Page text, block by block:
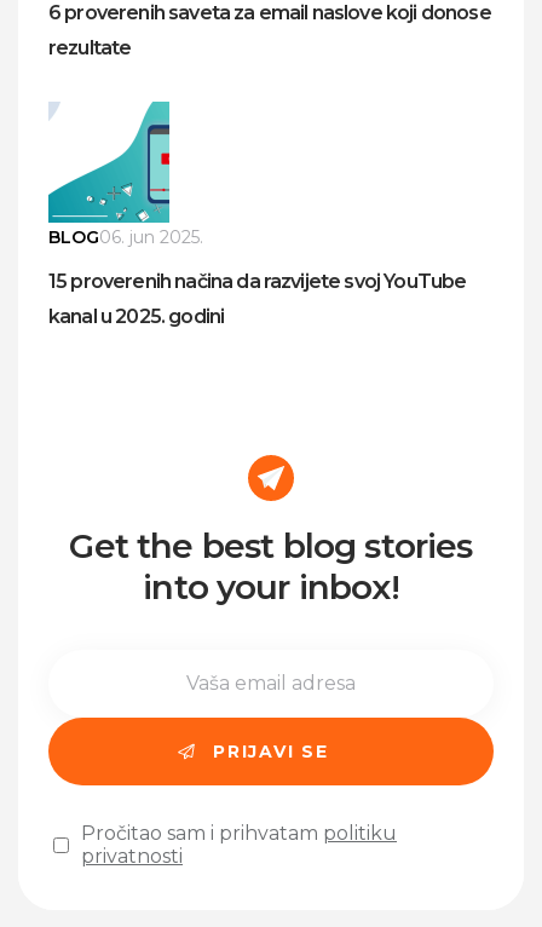
6 proverenih saveta za email naslove koji donose
rezultate
BLOG06. jun 2025.
15 proverenih načina da razvijete svoj YouTube
kanal u 2025. godini
Get the best blog stories
into your inbox!
Pročitao sam i prihvatam politiku
privatnosti